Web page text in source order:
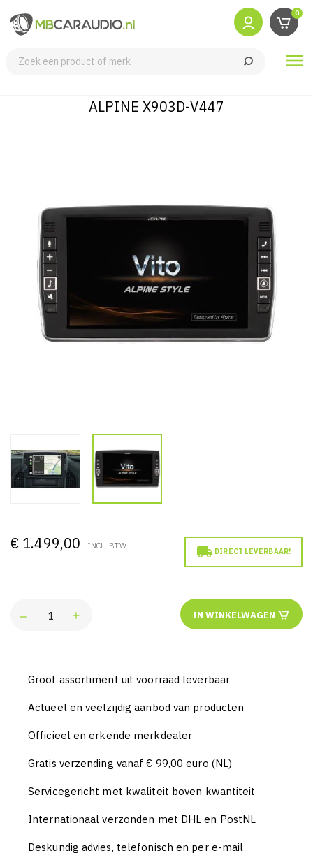
0

ALPINE X903D-V447
€ 1.499,00 INCL. BTW  DIRECT LEVERBAAR!
IN WINKELWAGEN
Groot assortiment uit voorraad leverbaar
Actueel en veelzijdig aanbod van producten
Officieel en erkende merkdealer
Gratis verzending vanaf € 99,00 euro (NL)
Servicegericht met kwaliteit boven kwantiteit
Internationaal verzonden met DHL en PostNL
Deskundig advies, telefonisch en per e-mail